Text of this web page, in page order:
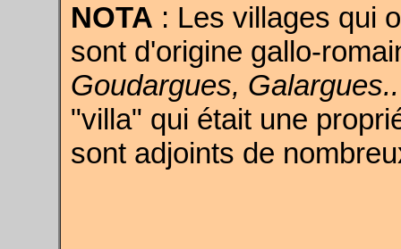
NOTA : Les villages qui
sont d'origine gallo-
Goudargues, Galargues..
"villa" qui était une
sont adjoints de